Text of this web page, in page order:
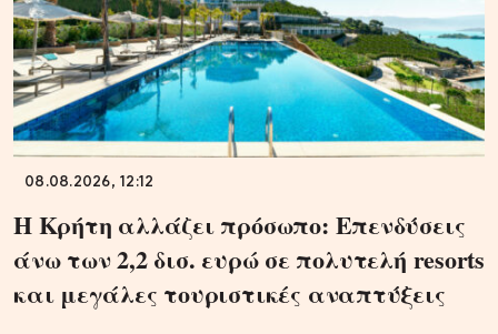
08.08.2026, 12:12
Η Κρήτη αλλάζει πρόσωπο: Επενδύσεις
άνω των 2,2 δισ. ευρώ σε πολυτελή resorts
και μεγάλες τουριστικές αναπτύξεις